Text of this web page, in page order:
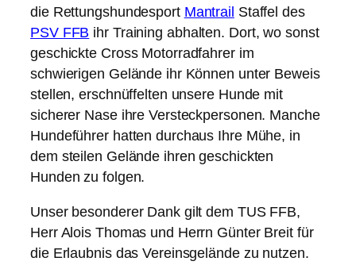
die Rettungshundesport Mantrail Staffel des
PSV FFB ihr Training abhalten. Dort, wo sonst
geschickte Cross Motorradfahrer im
schwierigen Gelände ihr Können unter Beweis
stellen, erschnüffelten unsere Hunde mit
sicherer Nase ihre Versteckpersonen. Manche
Hundeführer hatten durchaus Ihre Mühe, in
dem steilen Gelände ihren geschickten
Hunden zu folgen.
Unser besonderer Dank gilt dem TUS FFB,
Herr Alois Thomas und Herrn Günter Breit für
die Erlaubnis das Vereinsgelände zu nutzen.